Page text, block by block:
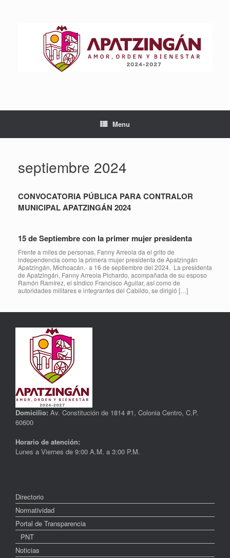
Menu
septiembre 2024
CONVOCATORIA PÚBLICA PARA CONTRALOR
MUNICIPAL APATZINGÁN 2024
15 de Septiembre con la primer mujer presidenta
Frente a miles de personas, Fanny Arreola da el grito de
independencia como la primera mujer presidenta de Apatzingán
Apatzingán, Michoacán.- a 16 de septiembre del 2024. La presidenta
de Apatzingán, Fanny Arreola Pichardo, acompañada de su esposo
Ramón Ramírez, el síndico Francisco Aguilar, así como de
autoridades militares e integrantes del Cabildo, se dirigió […]
Domicilio: Av. Constitución de 1814 #1, Colonia Centro, C.P.
60600
Horario de atención:
Lunes a Viernes de 9:00 A.M. a 3:00 P.M.
Directorio
Normatividad
Portal de Transparencia
PNT
Noticias